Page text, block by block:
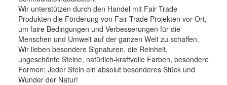
Wir unterstützen durch den Handel mit Fair Trade
Produkten die Förderung von Fair Trade Projekten vor Ort,
um faire Bedingungen und Verbesserungen für die
Menschen und Umwelt auf der ganzen Welt zu schaffen.
Wir lieben besondere Signaturen, die Reinheit,
ungeschönte Steine, natürlich-kraftvolle Farben, besondere
Formen: Jeder Stein ein absolut besonderes Stück und
Wunder der Natur!